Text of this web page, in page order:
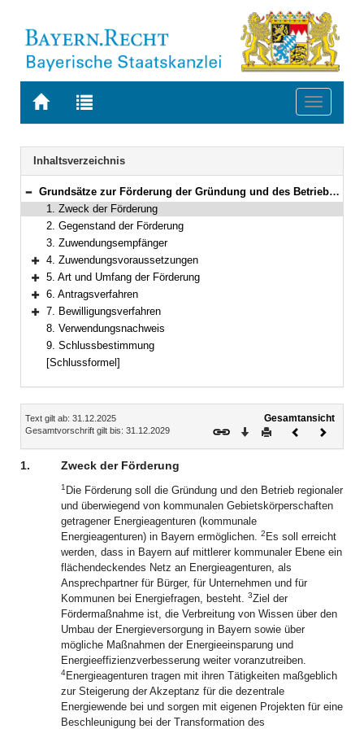
Zur
BAYERN.RECHT
Zur
letzten
Suche
Toggle
Navigation
Inhaltsverzeichnis
Bereich reduzieren
Grundsätze zur Förderung der Gründung und des Betriebs von Energieagenturen in Bayern
1. Zweck der Förderung
2. Gegenstand der Förderung
3. Zuwendungsempfänger
Bereich erweitern
4. Zuwendungsvoraussetzungen
Bereich erweitern
5. Art und Umfang der Förderung
Bereich erweitern
6. Antragsverfahren
Bereich erweitern
7. Bewilligungsverfahren
8. Verwendungsnachweis
9. Schlussbestimmung
[Schlussformel]
Inhalt
Text gilt ab: 31.12.2025
Gesamtvorschrift gilt bis: 31.12.2029
Gesamtansicht
Download
DruckenVorheriges
1. Zweck der Förderung
1 Die Förderung soll die Gründung und den Betrieb regionaler
und überwiegend von kommunalen Gebietskörperschaften
getragener Energieagenturen (kommunale
Energieagenturen) in Bayern ermöglichen. 2 Es soll erreicht
werden, dass in Bayern auf mittlerer kommunaler Ebene ein
flächendeckendes Netz an Energieagenturen, als
Ansprechpartner für Bürger, für Unternehmen und für
Kommunen bei Energiefragen, besteht. 3Ziel der
Fördermaßnahme ist, die Verbreitung von Wissen über den
Umbau der Energieversorgung in Bayern sowie über
mögliche Maßnahmen der Energieeinsparung und
Energieeffizienzverbesserung weiter voranzutreiben.
4Energieagenturen tragen mit ihren Tätigkeiten maßgeblich
zur Steigerung der Akzeptanz für die dezentrale
Energiewende bei und sorgen mit eigenen Projekten für eine
Beschleunigung bei der Transformation des